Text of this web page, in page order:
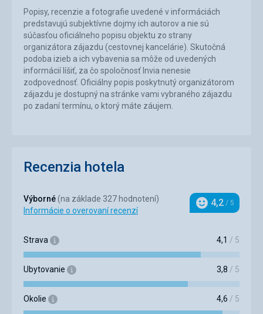
Popisy, recenzie a fotografie uvedené v informáciách
predstavujú subjektívne dojmy ich autorov a nie sú
súčasťou oficiálneho popisu objektu zo strany
organizátora zájazdu (cestovnej kancelárie). Skutočná
podoba izieb a ich vybavenia sa môže od uvedených
informácií líšiť, za čo spoločnosť Invia nenesie
zodpovednosť. Oficiálny popis poskytnutý organizátorom
zájazdu je dostupný na stránke vami vybraného zájazdu
po zadaní termínu, o ktorý máte záujem.
Recenzia hotela
Výborné (na základe 327 hodnotení)
Informácie o overovaní recenzí
Hodnotenie
4,2 / 5
Strava 4,1 / 5
Ubytovanie 3,8 / 5
Okolie 4,6 / 5